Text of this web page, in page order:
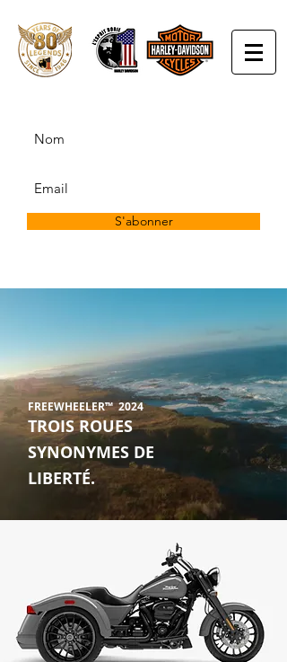
S'abonner
FREEWHEELER™ 2024
TROIS ROUES
SYNONYMES DE
LIBERTÉ.